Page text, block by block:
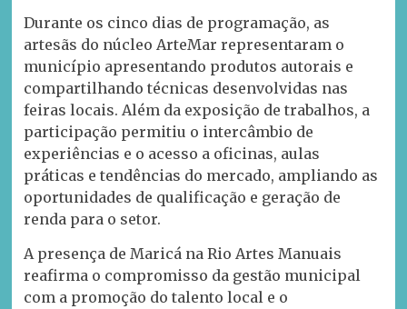
Durante os cinco dias de programação, as
artesãs do núcleo ArteMar representaram o
município apresentando produtos autorais e
compartilhando técnicas desenvolvidas nas
feiras locais. Além da exposição de trabalhos, a
participação permitiu o intercâmbio de
experiências e o acesso a oficinas, aulas
práticas e tendências do mercado, ampliando as
oportunidades de qualificação e geração de
renda para o setor.
A presença de Maricá na Rio Artes Manuais
reafirma o compromisso da gestão municipal
com a promoção do talento local e o